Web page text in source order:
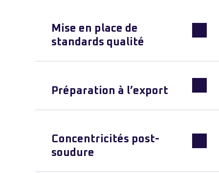
Mise en place de
standards qualité
Préparation à l’export
Concentricités post-
soudure